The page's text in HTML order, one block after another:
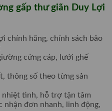
gấp thư giãn Duy Lợi
chính hãng, chính sách bảo
cứng cáp, lưới ghế
thông số theo từng sản
tình, hỗ trợ tận tâm
đơn nhanh, linh động,